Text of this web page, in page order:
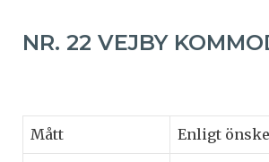
NR. 22 VEJBY
Mått Enligt